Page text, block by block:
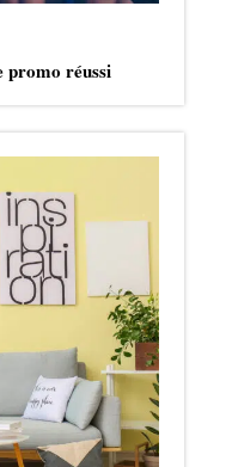
promo réussi